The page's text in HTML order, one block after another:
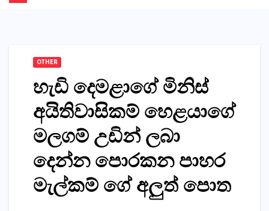
OTHER
හැඩි දෙමළාගේ මිනිස්
අයිතිවාසිකම් හෙළයාගේ
මලගම් උඩින් ලබා
දෙන්න පොරකන පාහර
මැල්කම් ගේ අලුත් පොත